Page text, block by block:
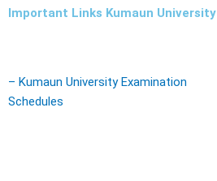
Important Links Kumaun University
– Kumaun University Examination
Schedules